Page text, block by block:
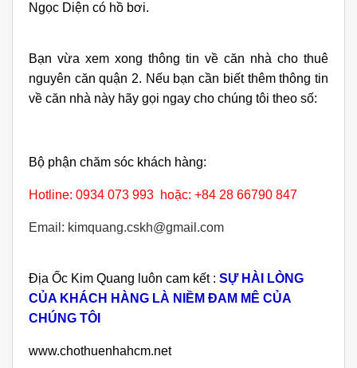
Ngọc Diện có hồ bơi.
Bạn vừa xem xong thông tin về căn nhà cho thuê
nguyên căn quận 2. Nếu bạn cần biết thêm thông tin
về căn nhà này hãy gọi ngay cho chúng tôi theo số:
Bộ phận chăm sóc khách hàng:
Hotline: 0934 073 993 hoặc: +84 28 66790 847
Email: kimquang.cskh@gmail.com
Địa Ốc Kim Quang luôn cam kết : SỰ HÀI LÒNG
CỦA KHÁCH HÀNG LÀ NIỀM ĐAM MÊ CỦA
CHÚNG TÔI
www.chothuenhahcm.net